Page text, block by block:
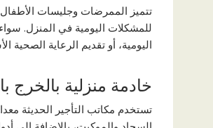
تتميز الممرضات وجليسات الأطفال
للمشكلات اليومية في المنزل.
اليومية، أو تقديم الرعاية
خادمة منزلية بالخرج
تستخدم مكاتب التأجير الحديثة